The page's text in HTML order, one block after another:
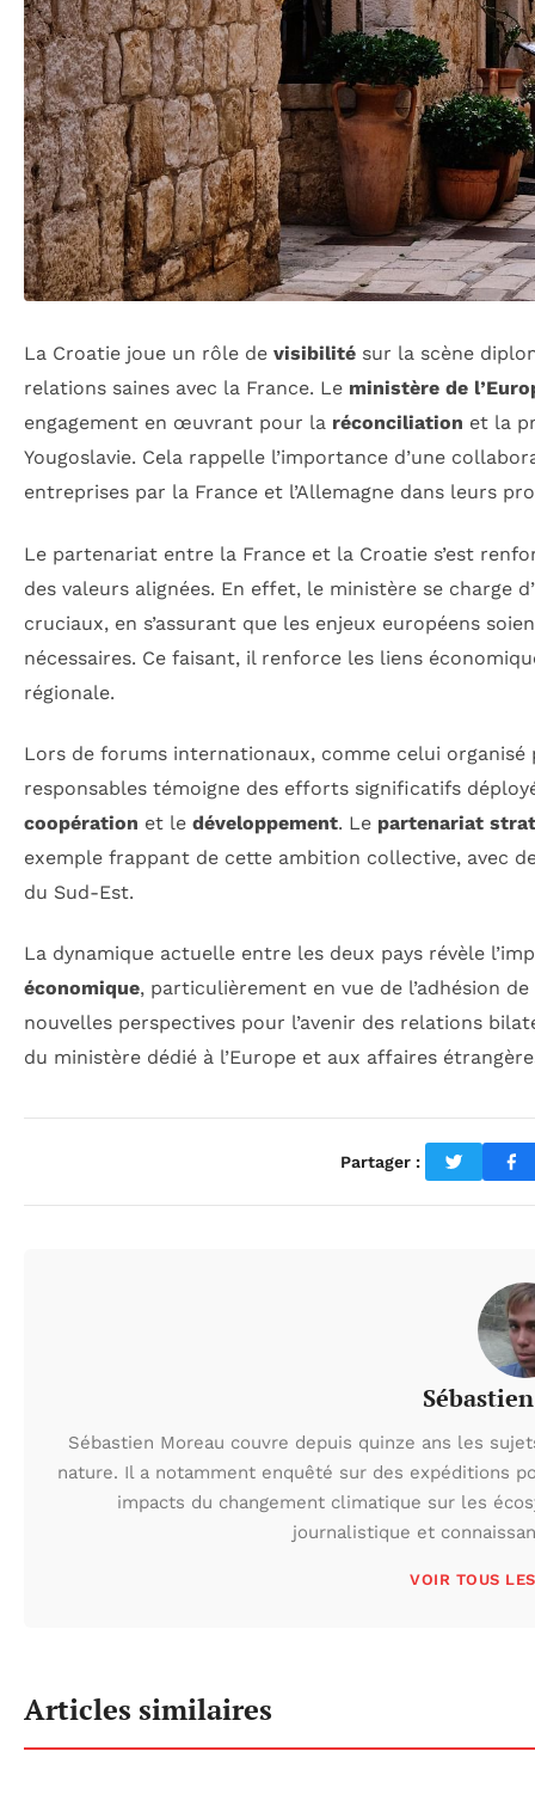
La Croatie joue un rôle de visibilité sur la scène
relations saines avec la France. Le ministère de
engagement en œuvrant pour la réconciliation et la
Yougoslavie. Cela rappelle l’importance d’une
entreprises par la France et l’Allemagne dans leurs
Le partenariat entre la France et la Croatie s’est
des valeurs alignées. En effet, le ministère se charge
cruciaux, en s’assurant que les enjeux européens
nécessaires. Ce faisant, il renforce les liens
régionale.
Lors de forums internationaux, comme celui organisé
responsables témoigne des efforts significatifs
coopération et le développement. Le partenariat
exemple frappant de cette ambition collective, avec
du Sud-Est.
La dynamique actuelle entre les deux pays révèle
économique, particulièrement en vue de l’adhésion
nouvelles perspectives pour l’avenir des relations
du ministère dédié à l’Europe et aux affaires
Partager :
Sébastien Moreau couvre depuis quinze ans les
nature. Il a notamment enquêté sur des expéditions
impacts du changement climatique sur les
journalistique et
VOIR TOUS
Articles similaires